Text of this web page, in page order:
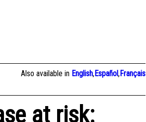
Also available in English,Español,Français
at risk: